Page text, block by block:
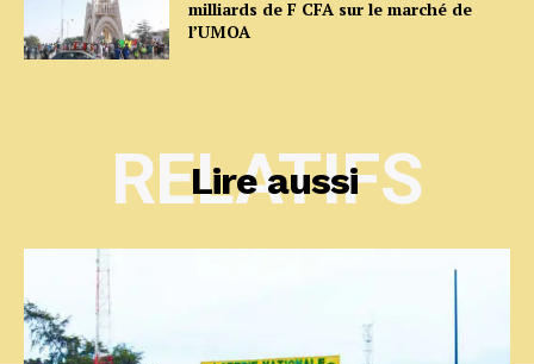
milliards de F CFA sur le marché de
l’UMOA
Lire aussi
RELATIFS